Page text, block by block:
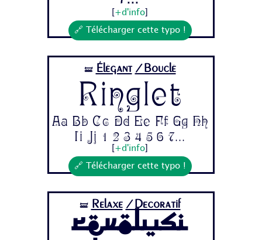
+d'info
🔗 Télécharger cette typo !
🝛 Élégant /Bouclé
Ringlet
Aa Bb Cc Dd Ee Ff Gg Hh
Ii Jj 1 2 3 4 5 6 7...
+d'info
🔗 Télécharger cette typo !
🝛 Relaxe /Decoratif
Revolusi